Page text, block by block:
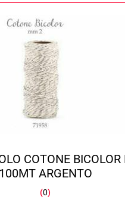
COTONE
100MT ARGENTO
(0)